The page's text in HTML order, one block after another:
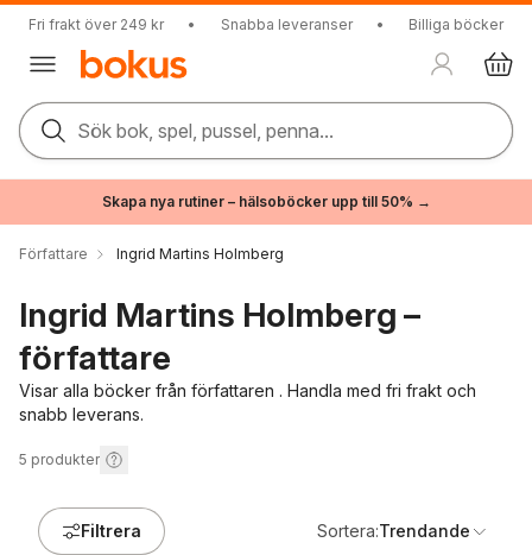
Fri frakt över 249 kr • Snabba leveranser • Billiga böcker
Sök bok, spel, pussel, penna...
Skapa nya rutiner – hälsoböcker upp till 50% →
Författare Ingrid Martins Holmberg
Ingrid Martins Holmberg –
författare
Visar alla böcker från författaren . Handla med fri frakt och
snabb leverans.
5 produkter
Filtrera Sortera:Trendande